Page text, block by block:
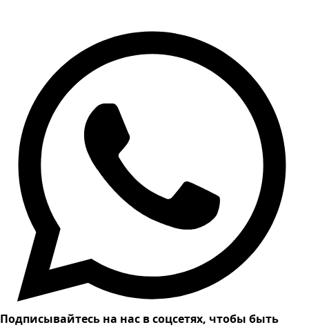
Подписывайтесь на нас в соцсетях, чтобы быть